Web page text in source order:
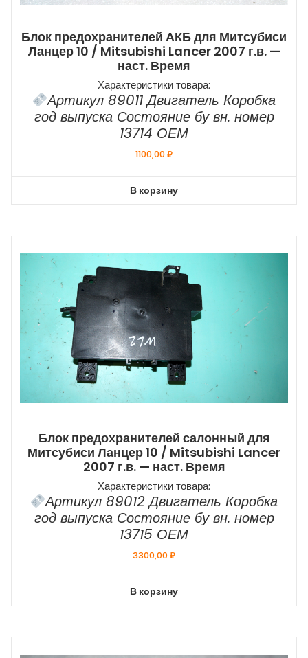
Блок предохранителей АКБ для Митсубиси
Ланцер 10 / Mitsubishi Lancer 2007 г.в. —
наст. Время
Характеристики товара:
Артикул 89011 Двигатель Коробка
год выпуска Состояние бу вн. номер
13714 ОЕМ
1100,00₽
В корзину
Блок предохранителей салонный для
Митсубиси Ланцер 10 / Mitsubishi Lancer
2007 г.в. — наст. Время
Характеристики товара:
Артикул 89012 Двигатель Коробка
год выпуска Состояние бу вн. номер
13715 ОЕМ
3300,00₽
В корзину